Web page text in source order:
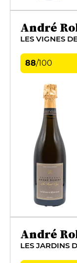
André
LES VIGNES
88/100
André
LES JARDINS